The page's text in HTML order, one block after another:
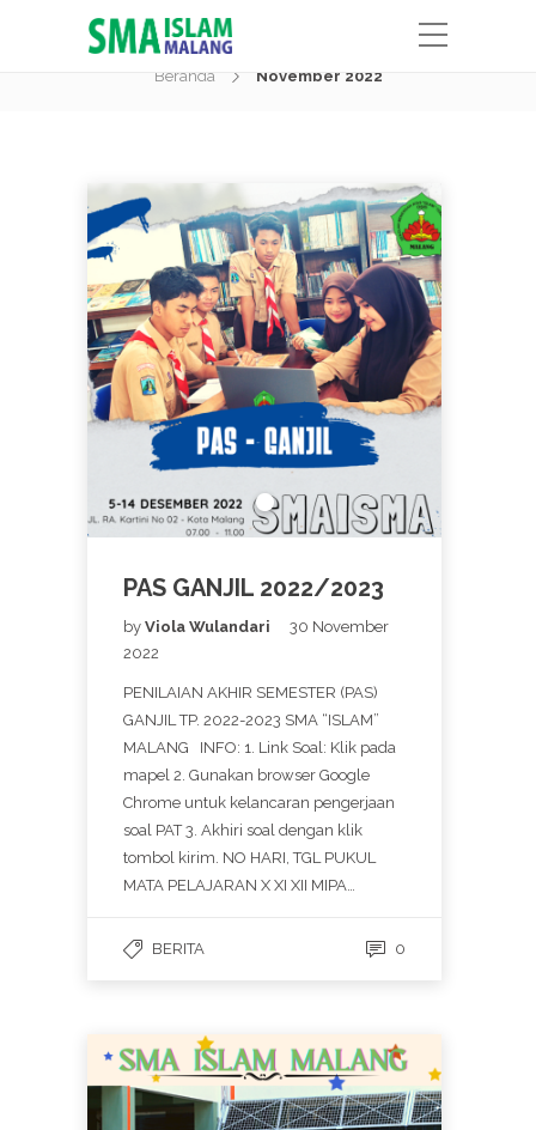
Month:November 2022
Beranda November 2022
PAS GANJIL 2022/2023
by Viola Wulandari
30 November
2022
PENILAIAN AKHIR SEMESTER (PAS)
GANJIL TP. 2022-2023 SMA “ISLAM”
MALANG INFO: 1. Link Soal: Klik pada
mapel 2. Gunakan browser Google
Chrome untuk kelancaran pengerjaan
soal PAT 3. Akhiri soal dengan klik
tombol kirim. NO HARI, TGL PUKUL
MATA PELAJARAN X XI XII MIPA…
BERITA 0